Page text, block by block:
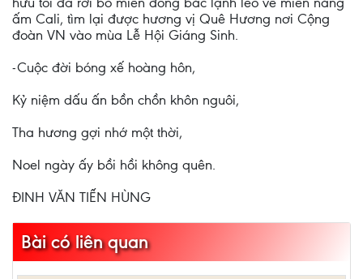
ấm Cali, tìm lại được hương vị Quê Hương nơi Cộng
đoàn VN vào mùa Lễ Hội Giáng Sinh.
-Cuộc đời bóng xế hoàng hôn,
Kỷ niệm dấu ấn bồn chồn khôn nguôi,
Tha hương gợi nhớ một thời,
Noel ngày ấy bồi hồi không quên.
ĐINH VĂN TIẾN HÙNG
Bài có liên quan